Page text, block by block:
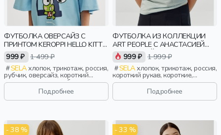
ФУТБОЛКА ОВЕРСАЙЗ С
ПРИНТОМ KEROPPI HELLO KITTY
ДЛЯ МАЛЬЧИКОВ
999 ₽ 1 499 ₽
SELAхлопок, трикотаж, россия,
рубчик, оверсайз, короткий
рукав, короткие, свободные,
принт, вырез, круглый вырез,
мальчики, детиПодробнее
ФУТБОЛКА ИЗ КОЛЛЕКЦИИ
ART PEOPLE С АНАСТАСИЕЙ
РЫБАКОВОЙ
999 ₽ 1 999 ₽
SELAхлопок, трикотаж, россия,
короткий рукав, короткие,
прилегающие, принт, вышивка,
вырез, круглый вырез, девочки,
старшеклассники, дети
Подробнее
- 38 % - 33 %